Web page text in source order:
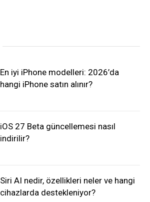
En iyi iPhone modelleri: 2026’da
hangi iPhone satın alınır?
iOS 27 Beta güncellemesi nasıl
indirilir?
Siri AI nedir, özellikleri neler ve hangi
cihazlarda destekleniyor?